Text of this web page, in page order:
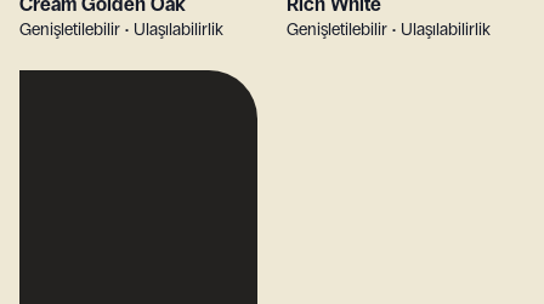
Genişletilebilir • Ulaşılabilirlik Genişletilebilir • Ulaşılabilirlik